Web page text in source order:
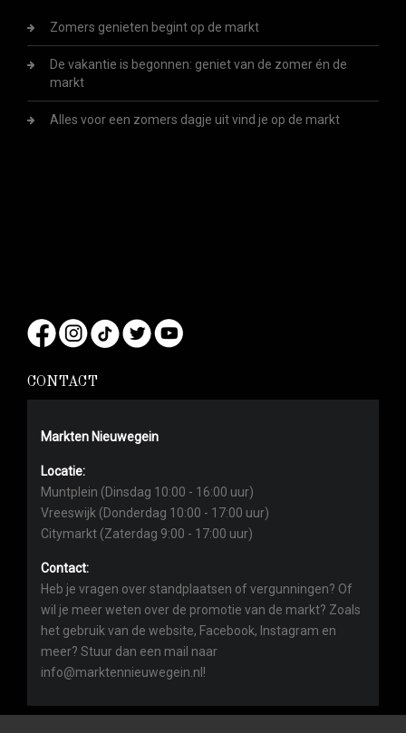
Zomers genieten begint op de markt
De vakantie is begonnen: geniet van de zomer én de
markt
Alles voor een zomers dagje uit vind je op de markt
CONTACT
Markten Nieuwegein
Locatie:
Muntplein (Dinsdag 10:00 - 16:00 uur)
Vreeswijk (Donderdag 10:00 - 17:00 uur)
Citymarkt (Zaterdag 9:00 - 17:00 uur)
Contact:
Heb je vragen over standplaatsen of vergunningen? Of
wil je meer weten over de promotie van de markt? Zoals
het gebruik van de website, Facebook, Instagram en
meer? Stuur dan een mail naar
info@marktennieuwegein.nl!